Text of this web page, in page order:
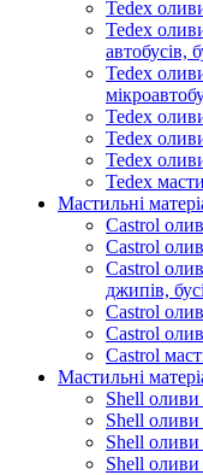
Tedex
Tedex
автобусів,
Tedex
Tedex
Tedex
Tedex
Tedex
Мастильні
Castrol
Castrol
Castrol
джипів,
Castrol
Castrol
Castrol
Мастильні
Shell оливи
Shell оливи
Shell оливи
Shell оливи